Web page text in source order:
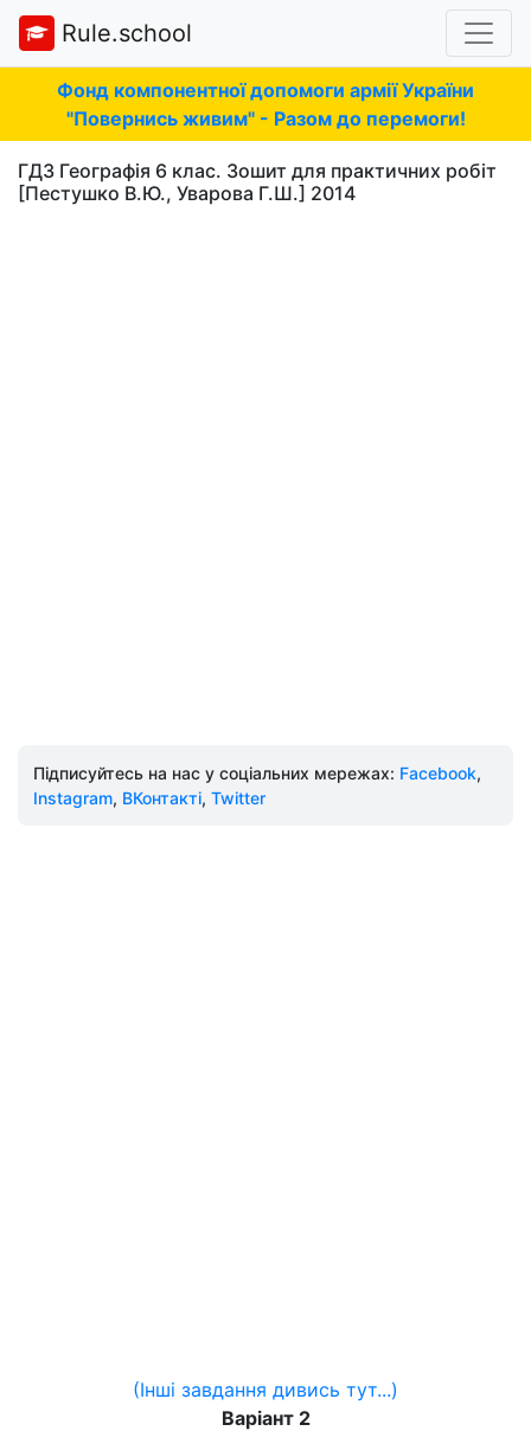
Rule.school
Фонд компонентної допомоги армії України
"Повернись живим" - Разом до перемоги!
ГДЗ Географія 6 клас. Зошит для практичних робіт
[Пестушко В.Ю., Уварова Г.Ш.] 2014
Підписуйтесь на нас у соціальних мережах: Facebook,
Instagram, ВКонтакті, Twitter
(Інші завдання дивись тут...)
Варіант 2